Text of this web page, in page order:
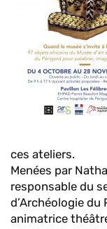
ces ateliers.
Menées par
responsable du
d’Archéologie
animatrice